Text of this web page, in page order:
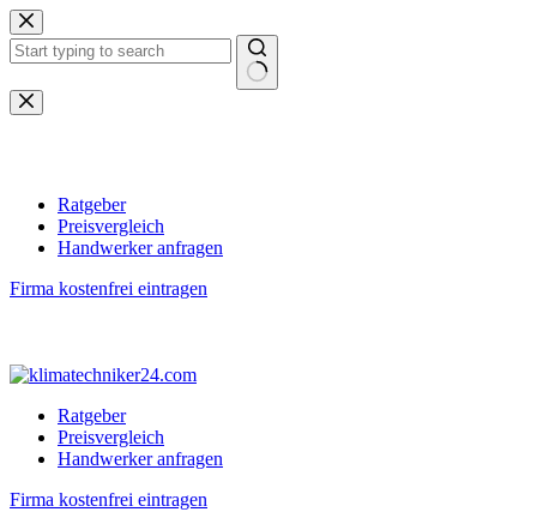
Zum
Inhalt
springen
Keine
Ergebnisse
Ratgeber
Preisvergleich
Handwerker anfragen
Firma kostenfrei eintragen
Ratgeber
Preisvergleich
Handwerker anfragen
Firma kostenfrei eintragen